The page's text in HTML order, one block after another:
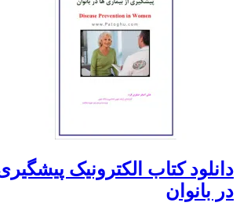
دانلود کتاب الکترونیک پیشگیری
در بانوان